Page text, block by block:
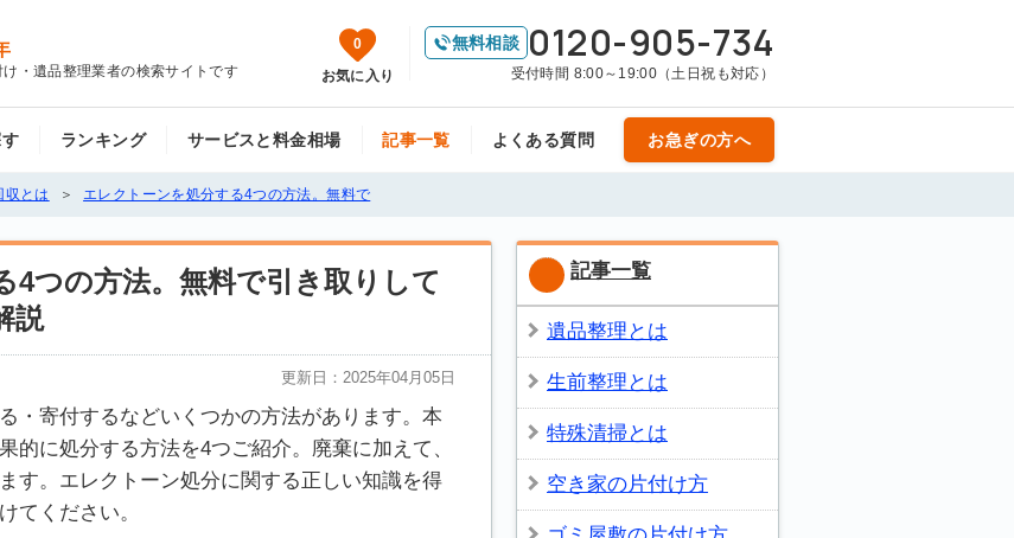
・遺品整理業者の検索サイトです
0
お気に入り
無料相談 0120-905-734
受付時間 8:00～19:00（土日祝も対応）
ランキング サービスと料金相場 記事一覧 よくある質問 お急ぎの方へ
収とは エレクトーンを処分する4つの方法。無料で
4つの方法。無料で引き取りして
説
更新日： 2025年04月05日
・寄付するなどいくつかの方法があります。本
的に処分する方法を4つご紹介。廃棄に加えて、
す。エレクトーン処分に関する正しい知識を得
てください。
記事一覧
遺品整理とは
生前整理とは
特殊清掃とは
空き家の片付け方